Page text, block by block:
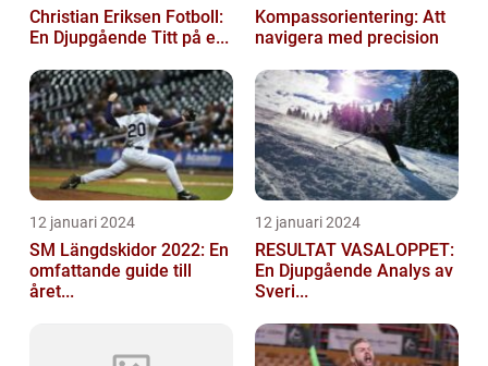
Christian Eriksen Fotboll:
En Djupgående Titt på e...
Kompassorientering: Att
navigera med precision
12 januari 2024
SM Längdskidor 2022: En
omfattande guide till
året...
12 januari 2024
RESULTAT VASALOPPET:
En Djupgående Analys av
Sveri...